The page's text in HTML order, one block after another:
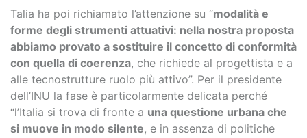
Talia ha poi richiamato l’attenzione su “modalità e
forme degli strumenti attuativi: nella nostra proposta
abbiamo provato a sostituire il concetto di conformità
con quella di coerenza, che richiede al progettista e a
alle tecnostrutture ruolo più attivo”. Per il presidente
dell’INU la fase è particolarmente delicata perché
“l’Italia si trova di fronte a una questione urbana che
si muove in modo silente, e in assenza di politiche